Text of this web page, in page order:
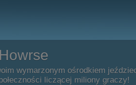
wymarzonym ośrodkiem
liczącej miliony graczy!